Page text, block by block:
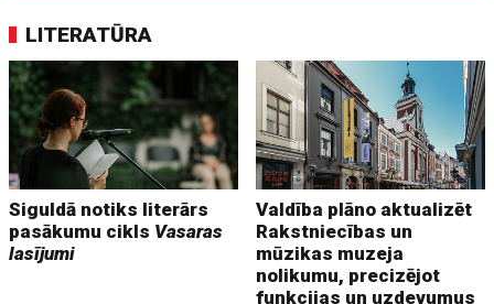
LITERATŪRA
Siguldā notiks literārs
pasākumu cikls Vasaras
lasījumi
Valdība plāno aktualizēt
Rakstniecības un
mūzikas muzeja
nolikumu, precizējot
funkcijas un uzdevumus